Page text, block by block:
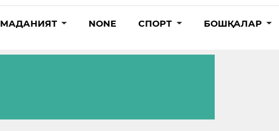
МАДАНИЯТ NONE СПОРТ БОШҚАЛАР